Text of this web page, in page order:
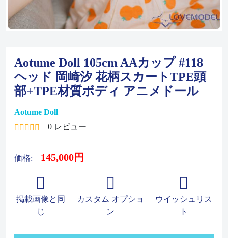
Aotume Doll 105cm AAカップ #118
ヘッド 岡崎汐 花柄スカートTPE頭
部+TPE材質ボディ アニメドール
Aotume Doll
0 レビュー
価格: 145,000円
掲載画像と同
じ
カスタム オプショ
ン
ウイッシュリス
ト